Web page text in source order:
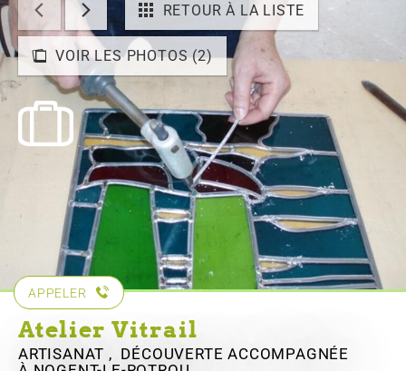
RETOUR À LA LISTE
VOIR LES PHOTOS (2)
APPELER
Atelier Vitrail
ARTISANAT , DÉCOUVERTE ACCOMPAGNÉE